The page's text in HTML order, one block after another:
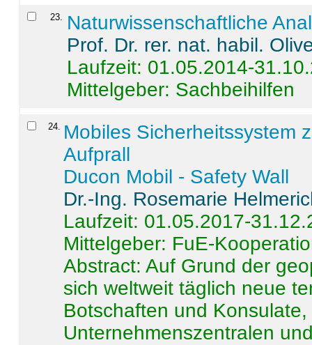
23. Naturwissenschaftliche
Prof. Dr. rer. nat. habil.
Laufzeit: 01.05.2014-
Mittelgeber: Sachbeihilfen
24. Mobiles Sicherheitssystem
Aufprall
Ducon Mobil - Safety Wall
Dr.-Ing. Rosemarie
Laufzeit: 01.05.2017-
Mittelgeber: FuE-
Abstract:Auf Grund der
sich weltweit täglich neue
Botschaften und
Unternehmenszentralen